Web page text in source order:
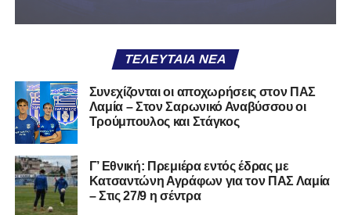
στις 26 Σεπτεμβρίου 2021.
Καλωσορίζουμε τον Βασίλη στην οικογένεια του
Σαρωνικού και του ευχόμαστε υγεία και πολλές
επιτυχίες.»
Η ανακοίνωση για τον Χρυσόστομο Στάγκο
ΤΕΛΕΥΤΑΊΑ ΝΈΑ
Συνεχίζονται οι αποχωρήσεις στον ΠΑΣ
Λαμία – Στον Σαρωνικό Αναβύσσου οι
Τρούμπουλος και Στάγκος
Γ’ Εθνική: Πρεμιέρα εντός έδρας με
Κατσαντώνη Αγράφων για τον ΠΑΣ Λαμία
– Στις 27/9 η σέντρα